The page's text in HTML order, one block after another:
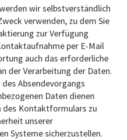
wir selbstverständlich
verwenden, zu dem Sie
zur Verfügung
per E-Mail
auch das erforderliche
der Verarbeitung der Daten.
Absendevorgangs
Daten dienen
des Kontaktformulars zu
unserer
Systeme sicherzustellen.